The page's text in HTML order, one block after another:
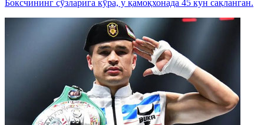
Боксчининг сўзларига кўра, у қамоқхонада 45 кун сақланган.